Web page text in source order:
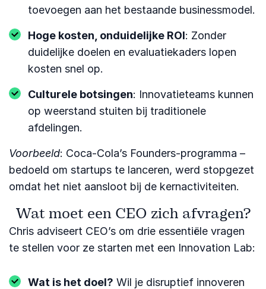
toevoegen aan het bestaande businessmodel.
Hoge kosten, onduidelijke ROI: Zonder
duidelijke doelen en evaluatiekaders lopen
kosten snel op.
Culturele botsingen: Innovatieteams kunnen
op weerstand stuiten bij traditionele
afdelingen.
Voorbeeld: Coca-Cola’s Founders-programma –
bedoeld om startups te lanceren, werd stopgezet
omdat het niet aansloot bij de kernactiviteiten.
Wat moet een CEO zich afvragen?
Chris adviseert CEO’s om drie essentiële vragen
te stellen voor ze starten met een Innovation Lab:
Wat is het doel? Wil je disruptief innoveren